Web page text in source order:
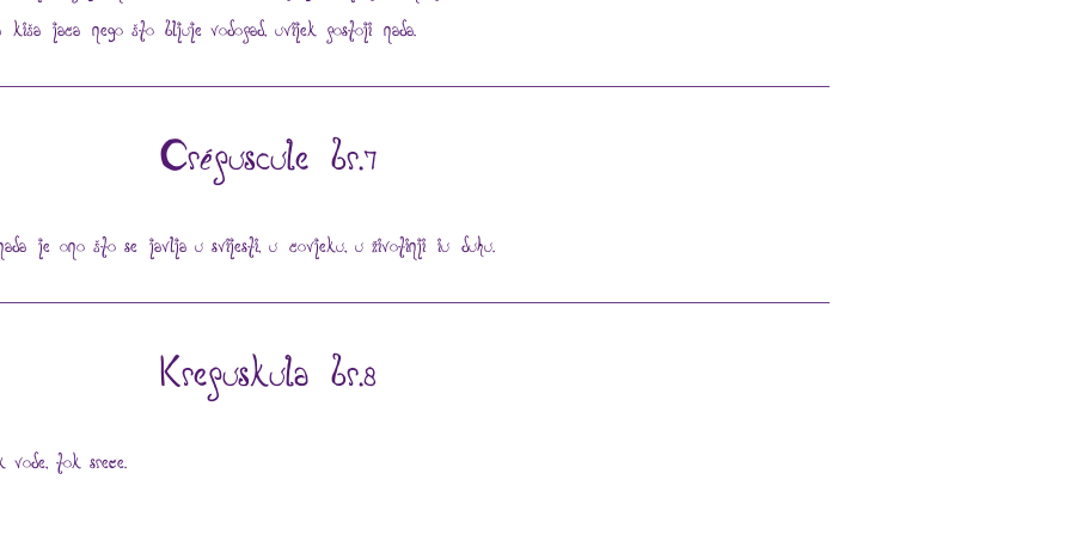
kiša jača nego što bljuje vodopad, uvijek postoji nada.
Crépuscule br.7
je ono što se javlja u svijesti, u čovjeku, u životinji iu duhu.
Krepuskula br.8
vode, tok sreće.